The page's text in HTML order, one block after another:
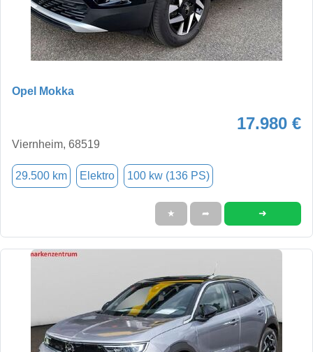
Opel Mokka
17.980 €
Viernheim, 68519
29.500 km Elektro 100 kw (136 PS)
★ ➦ ➜